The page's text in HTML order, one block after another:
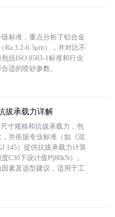
标准，重点分析了铝合金
Ra 3.2-6.3μm），并对比不
括ISO 8503-1标准和行业
适的喷砂参数。
拔承载力详解
寸规格和抗拔承载力，包
并依据专业标准（如《混
145）提供抗拔承载力计算
C30下设计值约80kN）。
素及选型建议，适用于工